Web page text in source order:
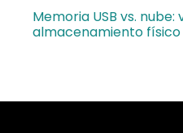
Memoria USB vs.
almacenamiento